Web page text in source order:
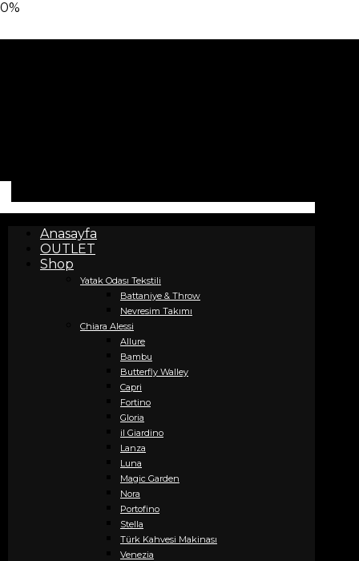
0%
Anasayfa
OUTLET
Shop
Yatak Odası Tekstili
Battaniye & Throw
Nevresim Takımı
Chiara Alessi
Allure
Bambu
Butterfly Walley
Capri
Fortino
Gloria
il Giardino
Lanza
Luna
Magic Garden
Nora
Portofino
Stella
Türk Kahvesi Makinası
Venezia